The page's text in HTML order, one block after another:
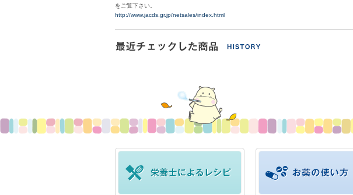
をご覧下さい。
http://www.jacds.gr.jp/netsales/index.html